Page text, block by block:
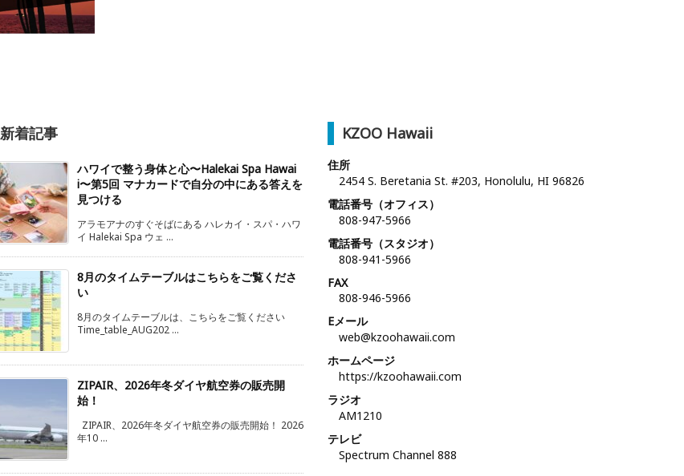
新着記事
ハワイで整う身体と心〜Halekai Spa Hawai
i〜第5回 マナカードで自分の中にある答えを
見つける
アラモアナのすぐそばにある ハレカイ・スパ・ハワ
イ Halekai Spa ウェ ...
8月のタイムテーブルはこちらをご覧くださ
い
8月のタイムテーブルは、こちらをご覧ください
Time_table_AUG202 ...
ZIPAIR、2026年冬ダイヤ航空券の販売開
始！
ZIPAIR、2026年冬ダイヤ航空券の販売開始！ 2026
年10 ...
KZOO Hawaii
住所
2454 S. Beretania St. #203, Honolulu, HI 96826
電話番号（オフィス）
808-947-5966
電話番号（スタジオ）
808-941-5966
FAX
808-946-5966
Eメール
web@kzoohawaii.com
ホームページ
https://kzoohawaii.com
ラジオ
AM1210
テレビ
Spectrum Channel 888